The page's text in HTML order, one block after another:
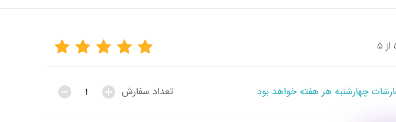
چهارشنبه هر هفته خواهد بود تعداد سفارش